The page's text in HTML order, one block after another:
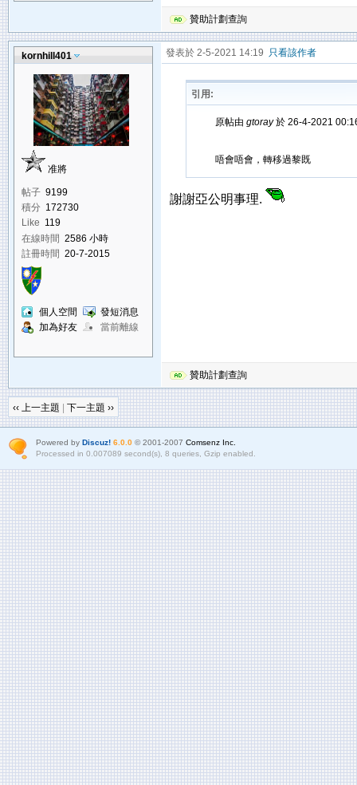
贊助計劃查詢
kornhill401
准將
帖子 9199
積分 172730
Like 119
在線時間 2586 小時
註冊時間 20-7-2015
個人空間
發短消息
加為好友
當前離線
發表於 2-5-2021 14:19 只看該作者
引用:
原帖由 gtoray於 26-4-2021
唔會唔會，轉移過黎既
謝謝亞公明事理.
贊助計劃查詢
‹‹ 上一主題 下一主題 ››
Powered by Discuz! 6.0.0© 2001-2007 Comsenz Inc.
Processed in 0.007089 second(s), 8 queries, Gzip enabled.